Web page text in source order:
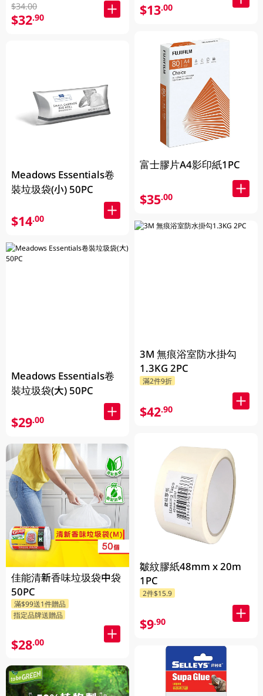
$34.00
$32.90
Meadows Essentials卷
裝垃圾袋(小) 50PC
$14.00
Meadows Essentials卷
裝垃圾袋(大) 50PC
$29.00
佳能清新香味垃圾袋中袋
50PC
滿$99送1件贈品
指定品牌送贈品
$28.00
$13.00
富士膠片A4影印紙1PC
$35.00
3M 無痕浴室防水掛勾
1.3KG 2PC
滿2件9折
$42.90
皺紋膠紙48mm x 20m
1PC
2件$15.9
$9.90